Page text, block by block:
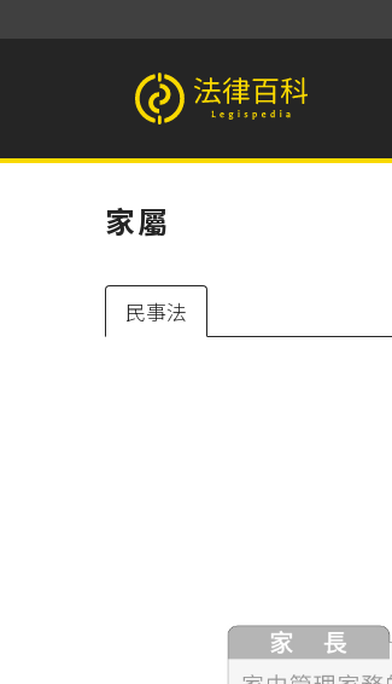
法律百科 Legispedia
家屬
民事法